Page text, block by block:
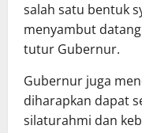
salah satu bentuk
menyambut
tutur Gubernur.
Gubernur juga
diharapkan dapat
silaturahmi dan